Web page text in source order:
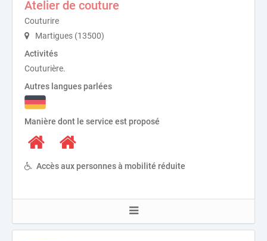
Atelier de couture
Couturire
Martigues (13500)
Activités
Couturière.
Autres langues parlées
Manière dont le service est proposé
Accès aux personnes à mobilité réduite